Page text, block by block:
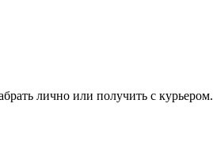
лично или получить с курьером.